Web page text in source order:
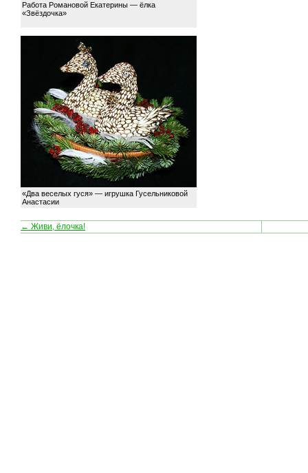
Работа Романовой Екатерины — ёлка
«Звёздочка»
«Два веселых гуся» — игрушка Гусельниковой
Анастасии
← Живи, ёлочка!